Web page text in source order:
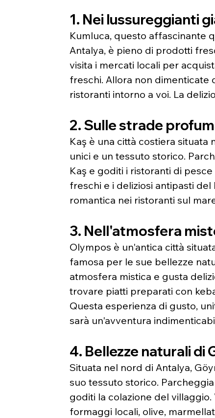
1. Nei lussureggianti
Kumluca, questo affascinante
Antalya, è pieno di prodotti
visita i mercati locali per
freschi. Allora non dimenticate
ristoranti intorno a voi. La
2. Sulle strade
Kaş è una città costiera
unici e un tessuto storico.
Kaş e goditi i ristoranti di
freschi e i deliziosi antipasti
romantica nei ristoranti sul
3. Nell'atmosfera
Olympos è un'antica città
famosa per le sue bellezze
atmosfera mistica e gusta
trovare piatti preparati con
Questa esperienza di gusto,
sarà un'avventura
4. Bellezze naturali di
Situata nel nord di Antalya,
suo tessuto storico.
goditi la colazione del
formaggi locali, olive,